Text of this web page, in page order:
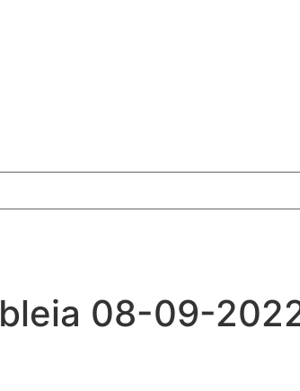
08-09-